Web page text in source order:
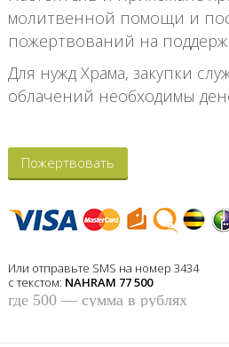
молитвенной помощи и
пожертвований на
Для нужд Храма, закупки
облачений необходимы
Пожертвовать
Или отправьте SMS на номер 3434
с текстом: NAHRAM 77 500
где 500 — сумма в рублях